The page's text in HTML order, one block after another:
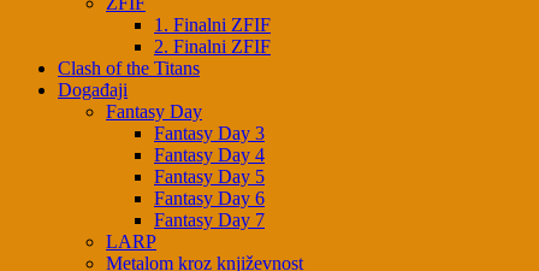
1. Finalni ZFIF
2. Finalni ZFIF
Clash of the Titans
Događaji
Fantasy Day
Fantasy Day 3
Fantasy Day 4
Fantasy Day 5
Fantasy Day 6
Fantasy Day 7
LARP
Metalom kroz književnost